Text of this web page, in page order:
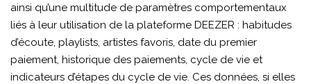
ainsi qu’une multitude de paramètres comportementaux
liés à leur utilisation de la plateforme DEEZER : habitudes
d’écoute, playlists, artistes favoris, date du premier
paiement, historique des paiements, cycle de vie et
indicateurs d’étapes du cycle de vie. Ces données, si elles